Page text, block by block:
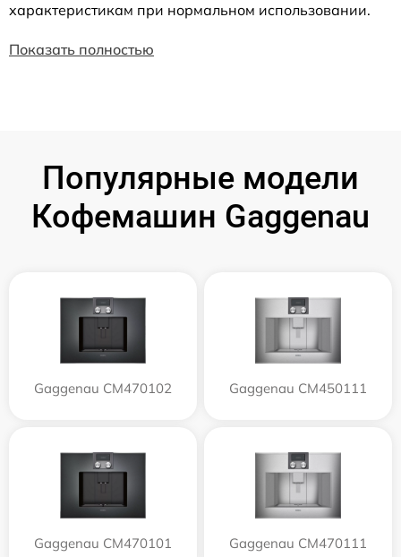
характеристикам при нормальном использовании.
Показать полностью
Популярные модели
Кофемашин Gaggenau
Gaggenau CM470102 Gaggenau CM450111
Gaggenau CM470101 Gaggenau CM470111